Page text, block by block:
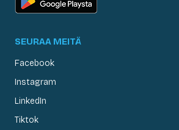
SEURAA MEITÄ
Facebook
Instagram
LinkedIn
Tiktok